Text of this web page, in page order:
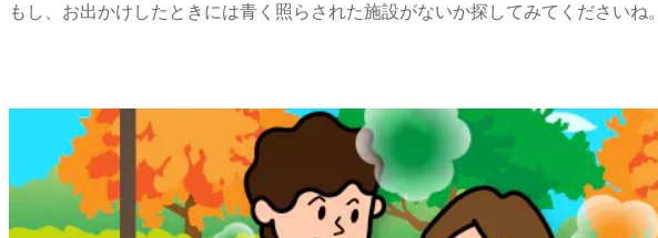
もし、お出かけしたときには青く照らされた施設がないか探してみてくださいね。